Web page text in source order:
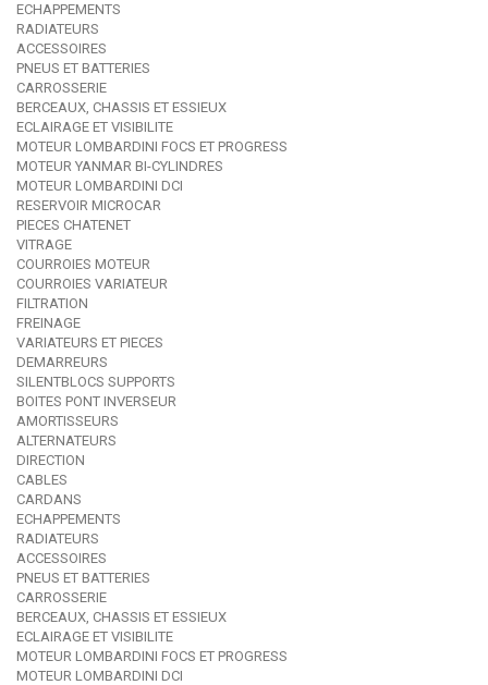
ECHAPPEMENTS
RADIATEURS
ACCESSOIRES
PNEUS ET BATTERIES
CARROSSERIE
BERCEAUX, CHASSIS ET ESSIEUX
ECLAIRAGE ET VISIBILITE
MOTEUR LOMBARDINI FOCS ET PROGRESS
MOTEUR YANMAR BI-CYLINDRES
MOTEUR LOMBARDINI DCI
RESERVOIR MICROCAR
PIECES CHATENET
VITRAGE
COURROIES MOTEUR
COURROIES VARIATEUR
FILTRATION
FREINAGE
VARIATEURS ET PIECES
DEMARREURS
SILENTBLOCS SUPPORTS
BOITES PONT INVERSEUR
AMORTISSEURS
ALTERNATEURS
DIRECTION
CABLES
CARDANS
ECHAPPEMENTS
RADIATEURS
ACCESSOIRES
PNEUS ET BATTERIES
CARROSSERIE
BERCEAUX, CHASSIS ET ESSIEUX
ECLAIRAGE ET VISIBILITE
MOTEUR LOMBARDINI FOCS ET PROGRESS
MOTEUR LOMBARDINI DCI